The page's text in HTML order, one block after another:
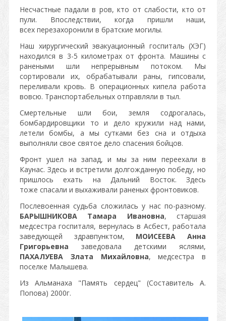
Несчастные падали в ров, кто от слабости, кто от
пули. Впоследствии, когда пришли наши,
всех перезахоронили в братские могилы.
Наш хирургический эвакуационный госпиталь (ХЭГ)
находился в 3-5 километрах от фронта. Машины с
ранеными шли непрерывным потоком. Мы
сортировали их, обрабатывали раны, гипсовали,
переливали кровь. В операционных кипела работа
вовсю. Транспортабельных отправляли в тыл.
Смертельные шли бои, земля содрогалась,
бомбардировщики то и дело кружили над нами,
летели бомбы, а мы сутками без сна и отдыха
выполняли свое святое дело спасения бойцов.
Фронт ушел на запад, и мы за ним переехали в
Каунас. Здесь и встретили долгожданную победу, но
пришлось ехать на Дальний Восток. Здесь
тоже спасали и выхаживали раненых фронтовиков.
Послевоенная судьба сложилась у нас по-разному.
БАРЫШНИКОВА Тамара Ивановна, старшая
медсестра госпиталя, вернулась в Асбест, работала
заведующей здравпунктом, МОИСЕЕВА Анна
Григорьевна заведовала детскими яслями,
ПАХАЛУЕВА Злата Михайловна, медсестра в
поселке Малышева.
Из Альманаха "Память сердец" (Составитель А.
Попова) 2000г.